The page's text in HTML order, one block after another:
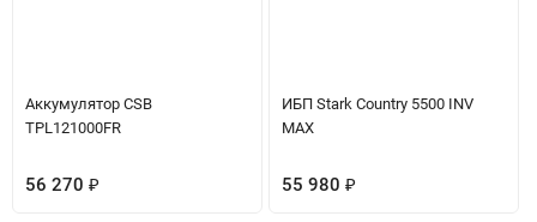
Аккумулятор CSB
TPL121000FR
56 270 ₽
ИБП Stark Country 5500 INV
MAX
55 980 ₽